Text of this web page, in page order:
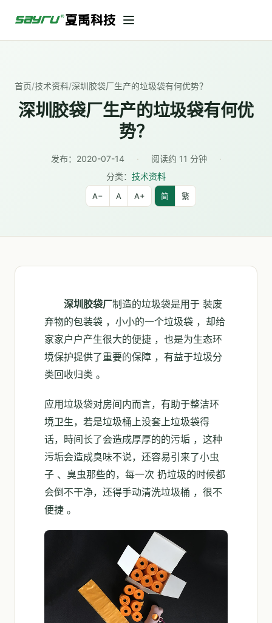
首页/技术资料/深圳胶袋厂生产的垃圾袋有何优势？
深圳胶袋厂生产的垃圾袋有何优
势？
发布： 2020-07-14 · 阅读约 11 分钟
·
分类： 技术资料
A− A A+ 简 繁
深圳胶袋厂制造的垃圾袋是用于 装废
弃物的包装袋 ，小小的一个垃圾袋 ，却给
家家户户产生很大的便捷 ，也是为生态环
境保护提供了重要的保障 ，有益于垃圾分
类回收归类 。
应用垃圾袋对房间内而言，有助于整洁环
境卫生，若是垃圾桶上没套上垃圾袋得
话，時间长了会造成厚厚的的污垢 ，这种
污垢会造成臭味不说，还容易引来了小虫
子 、臭虫那些的，每一次 扔垃圾的时候都
会倒不干净，还得手动清洗垃圾桶 ，很不
便捷 。